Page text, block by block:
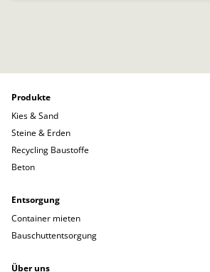
Produkte
Kies & Sand
Steine & Erden
Recycling Baustoffe
Beton
Entsorgung
Container mieten
Bauschuttentsorgung
Über uns